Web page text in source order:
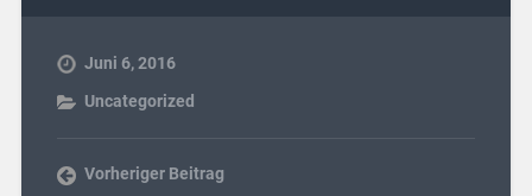
Juni 6, 2016
Uncategorized
Vorheriger Beitrag